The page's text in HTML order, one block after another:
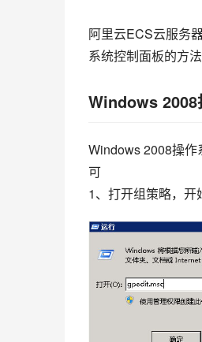
阿里云ECS云服务
系统控制面板的方法
Windows 2008
Windows 2008操作
可
1、打开组策略，